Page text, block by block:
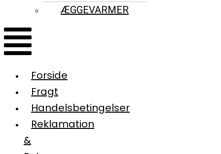
ÆGGEVARMER
Forside
Fragt
Handelsbetingelser
Reklamation
&